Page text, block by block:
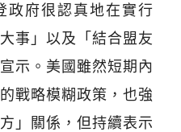
政府很認真地在實行
事」以及「結合盟友
示。美國雖然短期內
戰略模糊政策，也強
」關係，但持續表示